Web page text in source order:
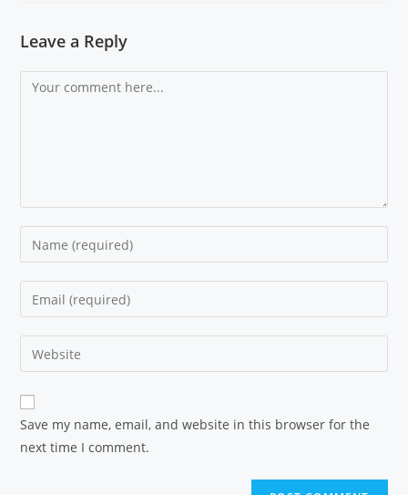
Leave a Reply
Save my name, email, and website in this browser for the
next time I comment.